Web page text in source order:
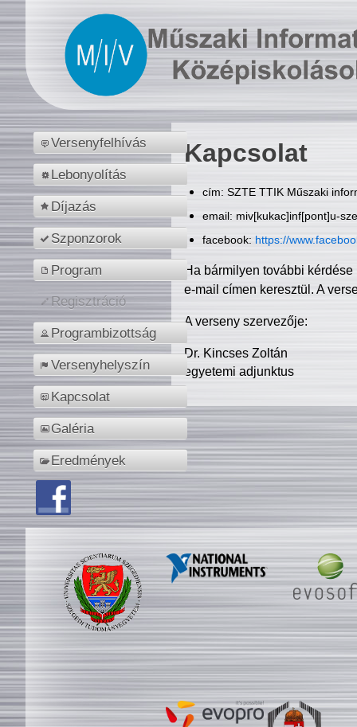
Versenyfelhívás
Lebonyolítás
Díjazás
Szponzorok
Program
Regisztráció
Programbizottság
Versenyhelyszín
Kapcsolat
Galéria
Eredmények
Kapcsolat
cím: SZTE TTIK Műszaki
email: miv[kukac]inf[pont]u-
facebook: https://
Ha bármilyen további
e-mail címen keresztül. A
A verseny szervezője:
Dr. Kincses Zoltán
egyetemi adjunktus